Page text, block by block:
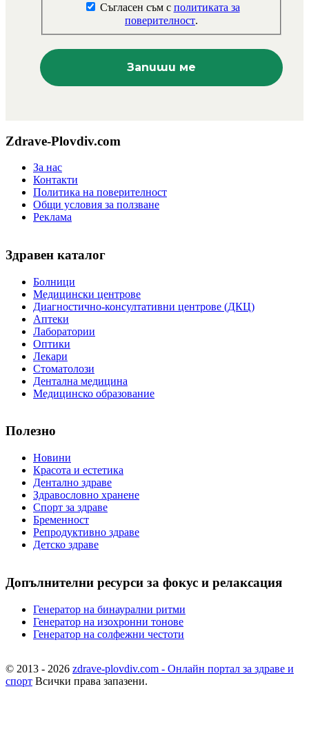
Съгласен съм с политиката за
поверителност.
Zdrave-Plovdiv.com
За нас
Контакти
Политика на поверителност
Общи условия за ползване
Реклама
Здравен каталог
Болници
Медицински центрове
Диагностично-консултативни центрове (ДКЦ)
Аптеки
Лаборатории
Оптики
Лекари
Стоматолози
Дентална медицина
Медицинско образование
Полезно
Новини
Красота и естетика
Дентално здраве
Здравословно хранене
Спорт за здраве
Бременност
Репродуктивно здраве
Детско здраве
Допълнителни ресурси за фокус и релаксация
Генератор на бинаурални ритми
Генератор на изохронни тонове
Генератор на солфежни честоти
© 2013 - 2026 zdrave-plovdiv.com - Онлайн портал за здраве и
спорт Всички права запазени.